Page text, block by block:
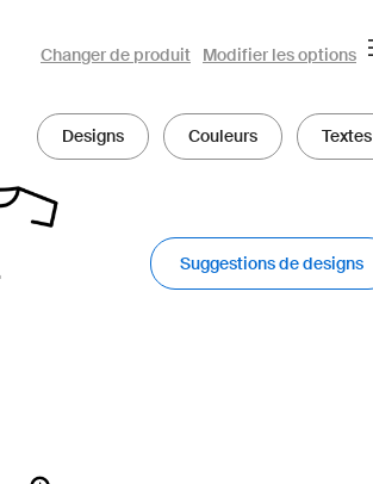
Configurateur 3D owayo
Changer de produit Modifier les options
Designs Couleurs Textes
Suggestions de designs